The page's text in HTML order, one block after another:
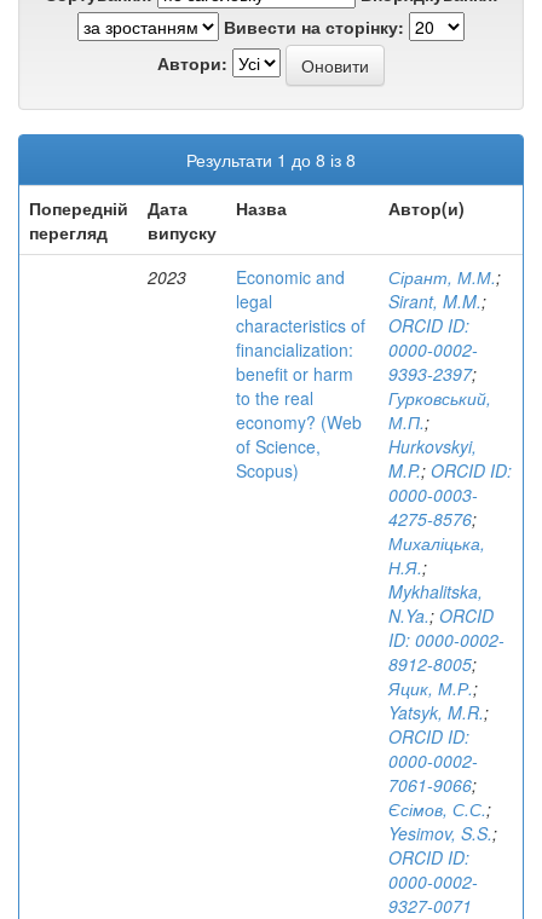
Вивести на сторінку:
Автори:
Результати 1 до 8 із 8
Попередній
перегляд
Дата
випуску
Назва Автор(и)
2023
Economic and
legal
characteristics of
financialization:
benefit or harm
to the real
economy? (Web
of Science,
Scopus)
Сірант, М.М.;
Sirant, M.M.;
ORCID ID:
0000-0002-
9393-2397;
Гурковський,
М.П.;
Hurkovskyi,
M.P.; ORCID ID:
0000-0003-
4275-8576;
Михаліцька,
Н.Я.;
Mykhalitska,
N.Ya.; ORCID
ID: 0000-0002-
8912-8005;
Яцик, М.Р.;
Yatsyk, M.R.;
ORCID ID:
0000-0002-
7061-9066;
Єсімов, С.С.;
Yesimov, S.S.;
ORCID ID:
0000-0002-
9327-0071